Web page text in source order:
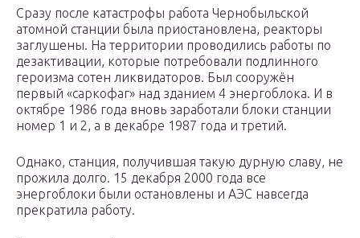
Сразу после катастрофы работа Чернобыльской
атомной станции была приостановлена, реакторы
заглушены. На территории проводились работы по
дезактивации, которые потребовали подлинного
героизма сотен ликвидаторов. Был сооружён
первый «саркофаг» над зданием 4 энергоблока. И в
октябре 1986 года вновь заработали блоки станции
номер 1 и 2, а в декабре 1987 года и третий.
Однако, станция, получившая такую дурную славу, не
прожила долго. 15 декабря 2000 года все
энергоблоки были остановлены и АЭС навсегда
прекратила работу.